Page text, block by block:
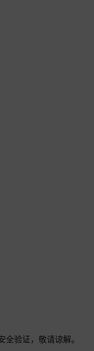
验证，敬请谅解。